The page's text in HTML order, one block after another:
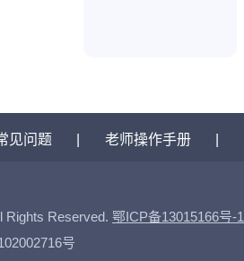
见问题 老师操作手册
Rights Reserved. 鄂ICP备13015166号-1
号